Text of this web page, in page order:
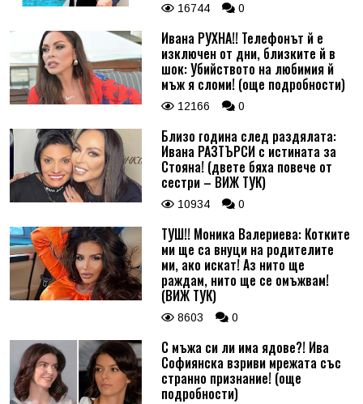
16744 0
Ивана РУХНА!! Телефонът й е
изключен от дни, близките й в
шок: Убийството на любимия й
мъж я сломи! (още подробности)
12166 0
Близо година след раздялата:
Ивана РАЗТЪРСИ с истината за
Стояна! (двете бяха повече от
сестри – ВИЖ ТУК)
10934 0
ТУШ!! Моника Валериева: Котките
ми ще са внуци на родителите
ми, ако искат! Аз нито ще
раждам, нито ще се омъжвам!
(ВИЖ ТУК)
8603 0
С мъжа си ли има ядове?! Ива
Софиянска взриви мрежата със
странно признание! (още
подробности)